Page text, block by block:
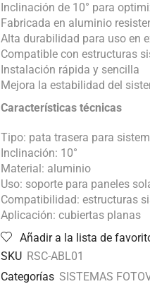
Inclinación de 10° para
Fabricada en aluminio
Alta durabilidad para uso en
Compatible con estructuras
Instalación rápida y sencilla
Mejora la estabilidad del
Características técnicas
Tipo: pata trasera para
Inclinación: 10°
Material: aluminio
Uso: soporte para paneles
Compatibilidad: estructuras
Aplicación: cubiertas planas
Añadir a la lista de
SKU RSC-ABL01
Categorías SISTEMAS